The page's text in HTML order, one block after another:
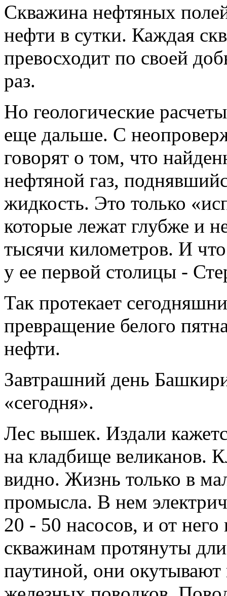
Скважина нефтяных
нефти в сутки. Каждая
превосходит по своей
раз.
Но геологические
еще дальше. С
говорят о том, что
нефтяной газ,
жидкость. Это только
которые лежат глубже и
тысячи километров. И
у ее первой столицы -
Так протекает
превращение белого
нефти.
Завтрашний день
«сегодня».
Лес вышек. Издали
на кладбище великанов.
видно. Жизнь только в
промысла. В нем
20 - 50 насосов, и от
скважинам протянуты
паутиной, они